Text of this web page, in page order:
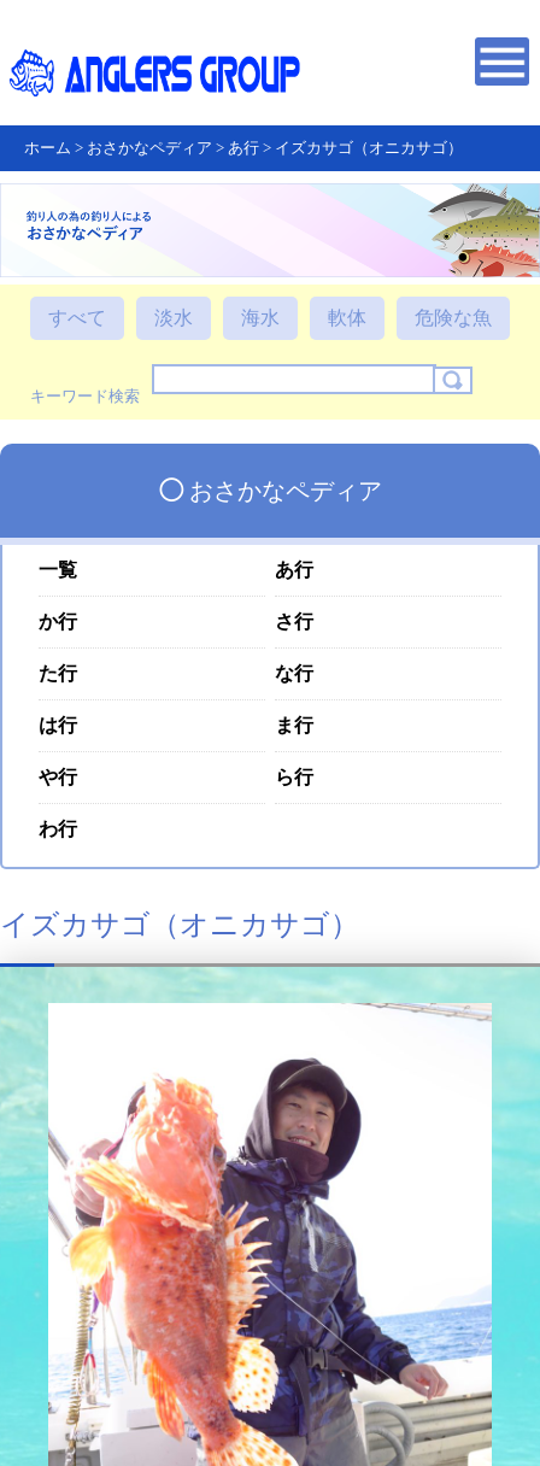
ホーム > おさかなペディア > あ行 > イズカサゴ（オニカサゴ）
すべて 淡水 海水 軟体 危険な魚
キーワード検索
◯おさかなペディア
一覧 あ行
か行 さ行
た行 な行
は行 ま行
や行 ら行
わ行
イズカサゴ（オニカサゴ）